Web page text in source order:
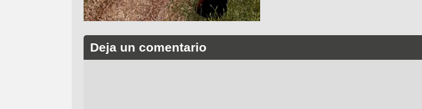
Deja un comentario